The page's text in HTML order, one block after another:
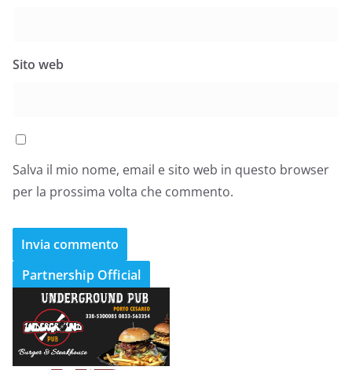
Sito web
Salva il mio nome, email e sito web in questo browser
per la prossima volta che commento.
Partnership Official